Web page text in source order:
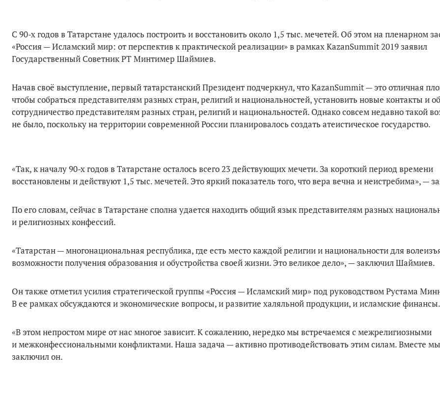
С 90-х годов в Татарстане удалось построить и восстановить около 1,5 тыс. мечетей. Об этом на пленарном
«Россия — Исламский мир: от перспектив к практической реализации» в рамках KazanSummit 2019 заявил
Государственный Советник РТ Минтимер Шаймиев.
Начав своё выступление, первый татарстанский Президент подчеркнул, что KazanSummit — это отличная
чтобы собраться представителям разных стран, религий и национальностей, установить новые контакты и
сотрудничество представителям разных стран, религий и национальностей. Однако совсем недавно такой
не было, поскольку на территории современной России планировалось создать атеистическое государство.
«Так, к началу 90-х годов в Татарстане осталось всего 23 действующих мечети. За короткий период времени
восстановлены и действуют 1,5 тыс. мечетей. Это яркий показатель того, что вера вечна и неистребима», —
По его словам, сейчас в Татарстане сполна удается находить общий язык представителям разных
и религиозных конфессий.
«Татарстан — многонациональная республика, где есть место каждой религии и национальности для
возможности получения образования и обустройства своей жизни. Это великое дело», — заключил Шаймиев.
Он также отметил усилия стратегической группы «Россия — Исламский мир» под руководством Рустама
В ее рамках обсуждаются и экономические вопросы, и развитие халяльной продукции, и исламские финансы.
«В этом непростом мире от нас многое зависит. К сожалению, нередко мы встречаемся с межрелигиозными
и межконфессиональными конфликтами. Наша задача — активно противодействовать этим силам. Вместе
заключил он.